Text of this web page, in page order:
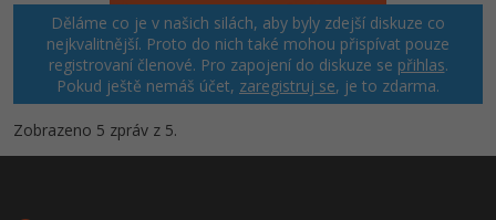
Fórum
Děláme co je v našich silách, aby byly zdejší diskuze co
nejkvalitnější. Proto do nich také mohou přispívat pouze
registrovaní členové. Pro zapojení do diskuze se přihlas.
Pokud ještě nemáš účet, zaregistruj se, je to zdarma.
Zobrazeno 5 zpráv z 5.